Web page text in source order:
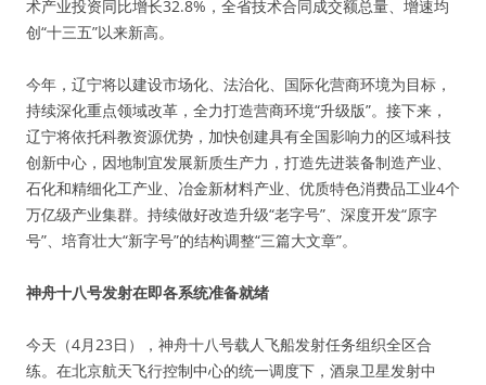
术产业投资同比增长32.8%，全省技术合同成交额总量、增速均
创“十三五”以来新高。
今年，辽宁将以建设市场化、法治化、国际化营商环境为目标，
持续深化重点领域改革，全力打造营商环境“升级版”。接下来，
辽宁将依托科教资源优势，加快创建具有全国影响力的区域科技
创新中心，因地制宜发展新质生产力，打造先进装备制造产业、
石化和精细化工产业、冶金新材料产业、优质特色消费品工业4个
万亿级产业集群。持续做好改造升级“老字号”、深度开发“原字
号”、培育壮大“新字号”的结构调整“三篇大文章”。
神舟十八号发射在即各系统准备就绪
今天（4月23日），神舟十八号载人飞船发射任务组织全区合
练。在北京航天飞行控制中心的统一调度下，酒泉卫星发射中